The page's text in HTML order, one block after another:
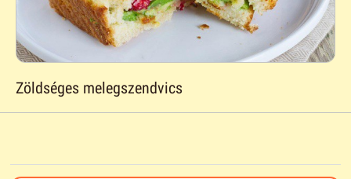
Zöldséges melegszendvics